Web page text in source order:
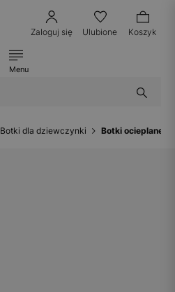
Zaloguj się Ulubione Koszyk
Menu
Botki dla dziewczynki Botki ocieplane